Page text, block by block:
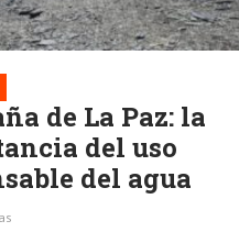
de La Paz: la
del uso
del agua